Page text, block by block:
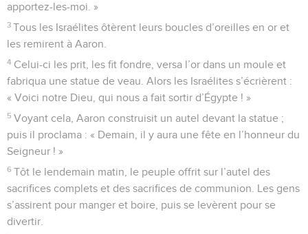
apportez-les-moi. »
3 Tous les Israélites ôtèrent leurs boucles d’oreilles en or et
les remirent à Aaron.
4 Celui-ci les prit, les fit fondre, versa l’or dans un moule et
fabriqua une statue de veau. Alors les Israélites s’écrièrent :
« Voici notre Dieu, qui nous a fait sortir d’Égypte ! »
5 Voyant cela, Aaron construisit un autel devant la statue ;
puis il proclama : « Demain, il y aura une fête en l’honneur du
Seigneur ! »
6 Tôt le lendemain matin, le peuple offrit sur l’autel des
sacrifices complets et des sacrifices de communion. Les gens
s’assirent pour manger et boire, puis se levèrent pour se
divertir.